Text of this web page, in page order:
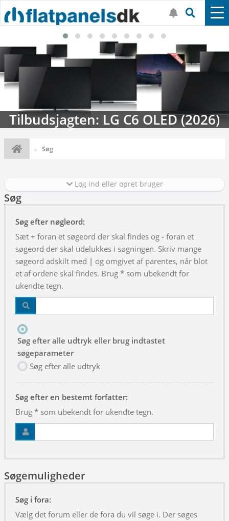
Tilbudsjagten: LG C6 OLED (2026)
Søg
Log ind eller opret bruger
Søg
Søg efter nøgleord:
Sæt + foran et søgeord der skal findes og - foran et
søgeord der skal udelukkes i søgningen. Skriv mange
søgeord adskilt med | og omgivet af parentes, når blot
et af ordene skal findes. Brug * som ubekendt for
ukendte tegn.
Søg efter alle udtryk eller brug indtastet
søgeparameter
Søg efter alle udtryk
Søg efter en bestemt forfatter:
Brug * som ubekendt for ukendte tegn.
Søgemuligheder
Søg i fora:
Vælg det forum eller de fora du vil søge i. Der søges